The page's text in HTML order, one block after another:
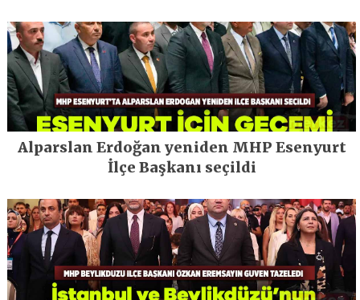
Alparslan Erdoğan yeniden MHP Esenyurt
İlçe Başkanı seçildi